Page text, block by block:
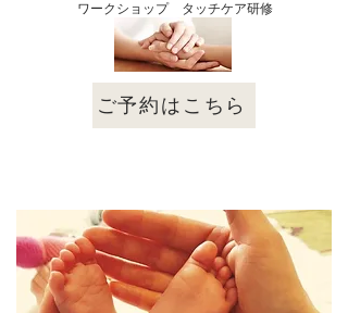
​ワークショップ タッチケア研修
ご予約はこちら